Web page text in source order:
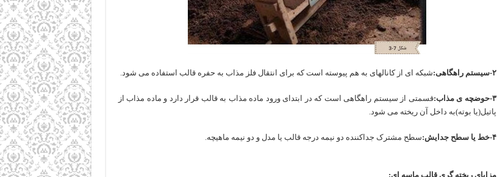
۲-سیستم راهگاهی: شبکه ای از کانالهای به هم پیوسته است که برای انتقال فلز مذاب به حفره قالب استفاده می شود.
۳-حوضچه ی مذاب:
قسمتی از سیستم راهگاهی است که در ابتدای ورود ماده مذاب به قالب قرار دارد و ماده مذاب از
پاتیل(یا بوته)به داخل آن ریخته می شود.
۴-خط یا سطح جدایش: سطح مشترک جداکننده دو نیمه درجه قالب یا مدل و دو نیمه ماهیچه.
مزایای ریخته گری قالب ماسه ای: